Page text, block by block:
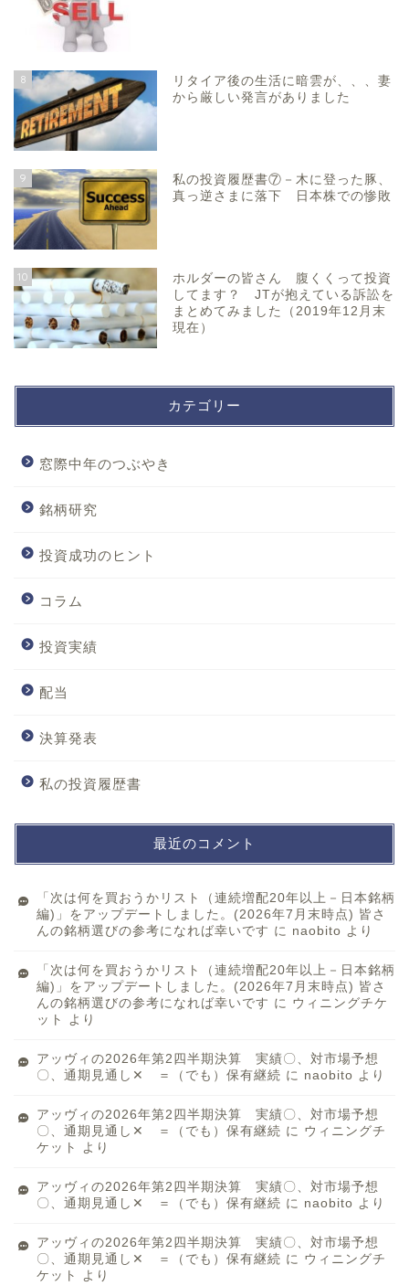
8
リタイア後の生活に暗雲が、、、妻
から厳しい発言がありました
9
私の投資履歴書⑦－木に登った豚、
真っ逆さまに落下 日本株での惨敗
10
ホルダーの皆さん 腹くくって投資
してます？ JTが抱えている訴訟を
まとめてみました（2019年12月末
現在）
カテゴリー
窓際中年のつぶやき
銘柄研究
投資成功のヒント
コラム
投資実績
配当
決算発表
私の投資履歴書
最近のコメント
「次は何を買おうかリスト（連続増配20年以上－日本銘柄
編)」をアップデートしました。(2026年7月末時点) 皆さ
んの銘柄選びの参考になれば幸いです に naobito より
「次は何を買おうかリスト（連続増配20年以上－日本銘柄
編)」をアップデートしました。(2026年7月末時点) 皆さ
んの銘柄選びの参考になれば幸いです に ウィニングチケ
ット
より
アッヴィの2026年第2四半期決算 実績〇、対市場予想
〇、通期見通し✕ ＝（でも）保有継続 に naobito より
アッヴィの2026年第2四半期決算 実績〇、対市場予想
〇、通期見通し✕ ＝（でも）保有継続 に ウィニングチ
ケット
より
アッヴィの2026年第2四半期決算 実績〇、対市場予想
〇、通期見通し✕ ＝（でも）保有継続 に naobito より
アッヴィの2026年第2四半期決算 実績〇、対市場予想
〇、通期見通し✕ ＝（でも）保有継続 に ウィニングチ
ケット
より